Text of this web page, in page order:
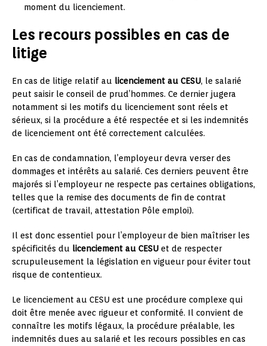
moment du licenciement.
Les recours possibles en cas de
litige
En cas de litige relatif au licenciement au CESU, le salarié
peut saisir le conseil de prud’hommes. Ce dernier jugera
notamment si les motifs du licenciement sont réels et
sérieux, si la procédure a été respectée et si les indemnités
de licenciement ont été correctement calculées.
En cas de condamnation, l’employeur devra verser des
dommages et intérêts au salarié. Ces derniers peuvent être
majorés si l’employeur ne respecte pas certaines obligations,
telles que la remise des documents de fin de contrat
(certificat de travail, attestation Pôle emploi).
Il est donc essentiel pour l’employeur de bien maîtriser les
spécificités du licenciement au CESU et de respecter
scrupuleusement la législation en vigueur pour éviter tout
risque de contentieux.
Le licenciement au CESU est une procédure complexe qui
doit être menée avec rigueur et conformité. Il convient de
connaître les motifs légaux, la procédure préalable, les
indemnités dues au salarié et les recours possibles en cas